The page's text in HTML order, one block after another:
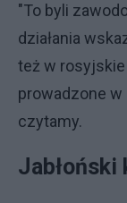
"To byli
działania
też w
prowadzone w
czytamy.
Jabłoński